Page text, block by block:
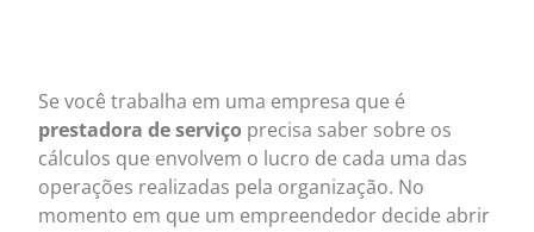
Se você trabalha em uma empresa que é
prestadora de serviço precisa saber sobre os
cálculos que envolvem o lucro de cada uma das
operações realizadas pela organização. No
momento em que um empreendedor decide abrir